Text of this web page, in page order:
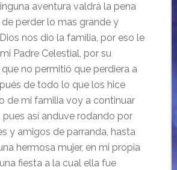
aventura valdrá la pena
perder lo mas grande y
nos dio la familia, por eso le
Padre Celestial, por su
no permitió que perdiera a
de todo lo que los hice
de mi familia voy a continuar
así anduve rodando por
y amigos de parranda, hasta
hermosa mujer, en mi propia
fiesta a la cual ella fue